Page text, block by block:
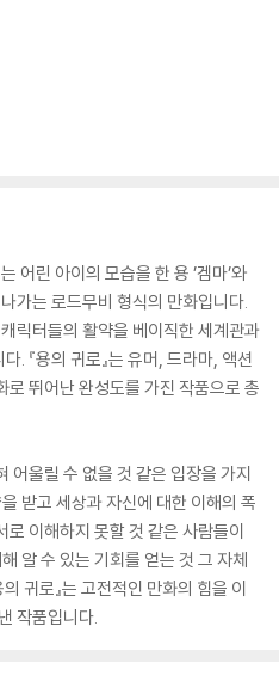
어린 아이의 모습을 한 용 ’겜마’와
가는 로드무비 형식의 만화입니다.
릭터들의 활약을 베이직한 세계관과
. 『용의 귀로』는 유머, 드라마, 액션
뛰어난 완성도를 가진 작품으로 총
어울릴 수 없을 것 같은 입장을 가지
받고 세상과 자신에 대한 이해의 폭
로 이해하지 못할 것 같은 사람들이
알 수 있는 기회를 얻는 것 그 자체
귀로』는 고전적인 만화의 힘을 이
작품입니다.